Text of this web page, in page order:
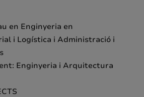
en Enginyeria en
i Logística i Administració i
Enginyeria i Arquitectura